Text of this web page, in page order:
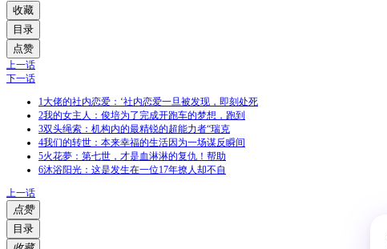
收藏
目录
点赞
上一话
下一话
1大佬的社内恋爱：‘社内恋爱一旦被发现，即刻处死
2我的女主人：俊培为了完成开跑车的梦想，跑到
3双头绳索：机构内的最精锐的超能力者“瑞克
4我们的转世：本来幸福的生活因为一场谋反瞬间
5火花夢：第七世，才是血淋淋的复仇！帮助
6沐浴阳光：这是发生在一位17年撩人却不自
上一话
点赞
目录